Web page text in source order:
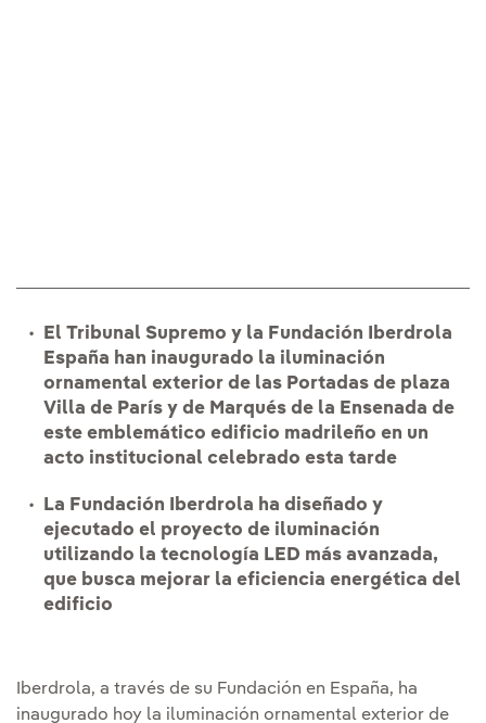
El Tribunal Supremo y la Fundación Iberdrola
España han inaugurado la iluminación
ornamental exterior de las Portadas de plaza
Villa de París y de Marqués de la Ensenada de
este emblemático edificio madrileño en un
acto institucional celebrado esta tarde
La Fundación Iberdrola ha diseñado y
ejecutado el proyecto de iluminación
utilizando la tecnología LED más avanzada,
que busca mejorar la eficiencia energética del
edificio
Iberdrola, a través de su Fundación en España, ha
inaugurado hoy la iluminación ornamental exterior de